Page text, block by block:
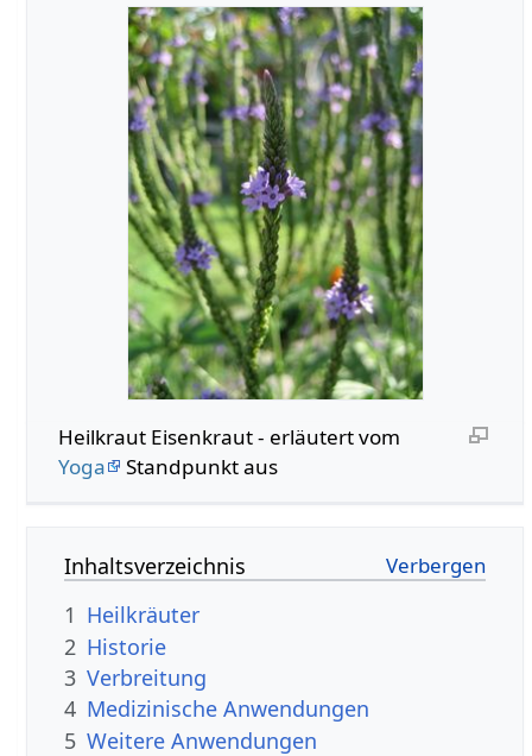
Heilkraut Eisenkraut - erläutert vom
Yoga
Standpunkt aus
Inhaltsverzeichnis
1 Heilkräuter
2 Historie
3 Verbreitung
4 Medizinische Anwendungen
5 Weitere Anwendungen